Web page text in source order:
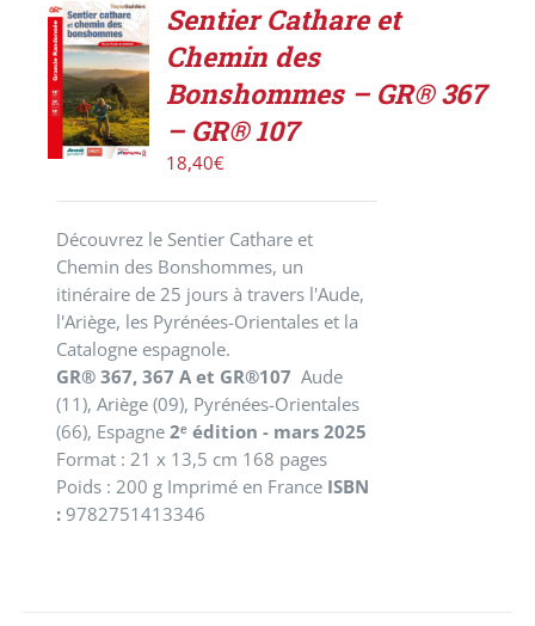
ACHETER
LE
PRODUIT
/
DÉTAILS
Sentier Cathare et
Chemin des
Bonshommes – GR® 367
– GR® 107
18,40€
Découvrez le Sentier Cathare et
Chemin des Bonshommes, un
itinéraire de 25 jours à travers l'Aude,
l'Ariège, les Pyrénées-Orientales et la
Catalogne espagnole.
GR® 367, 367 A et GR®107 Aude
(11), Ariège (09), Pyrénées-Orientales
(66), Espagne2ᵉ édition - mars 2025
Format : 21 x 13,5 cm 168 pages
Poids : 200 g Imprimé en France ISBN
: 9782751413346